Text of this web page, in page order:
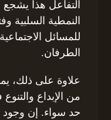
التفاعل هذا يشجع
النمطية السلبية
للمسائل
الطرفان.
علاوة على ذلك،
من الإبداع
حد سواء. إن وجود